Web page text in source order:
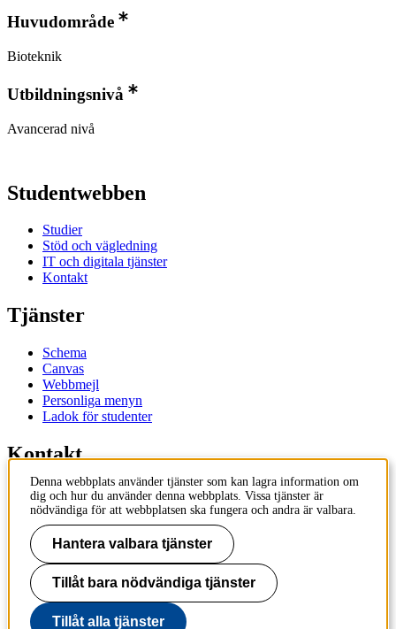
Huvudområde
Bioteknik
Utbildningsnivå
Avancerad nivå
Studentwebben
Studier
Stöd och vägledning
IT och digitala tjänster
Kontakt
Tjänster
Schema
Canvas
Webbmejl
Personliga menyn
Ladok för studenter
Kontakt
Kontakta utbildningsprogram
Kontakta kurs
IT-support
KTH Entré
KTH
100 44 Stockholm
+46 8 790 60 00
Denna webbplats använder tjänster som kan lagra information om
dig och hur du använder denna webbplats. Vissa tjänster är
nödvändiga för att webbplatsen ska fungera och andra är valbara.
Hantera valbara tjänster
Tillåt bara nödvändiga tjänster
Tillåt alla tjänster